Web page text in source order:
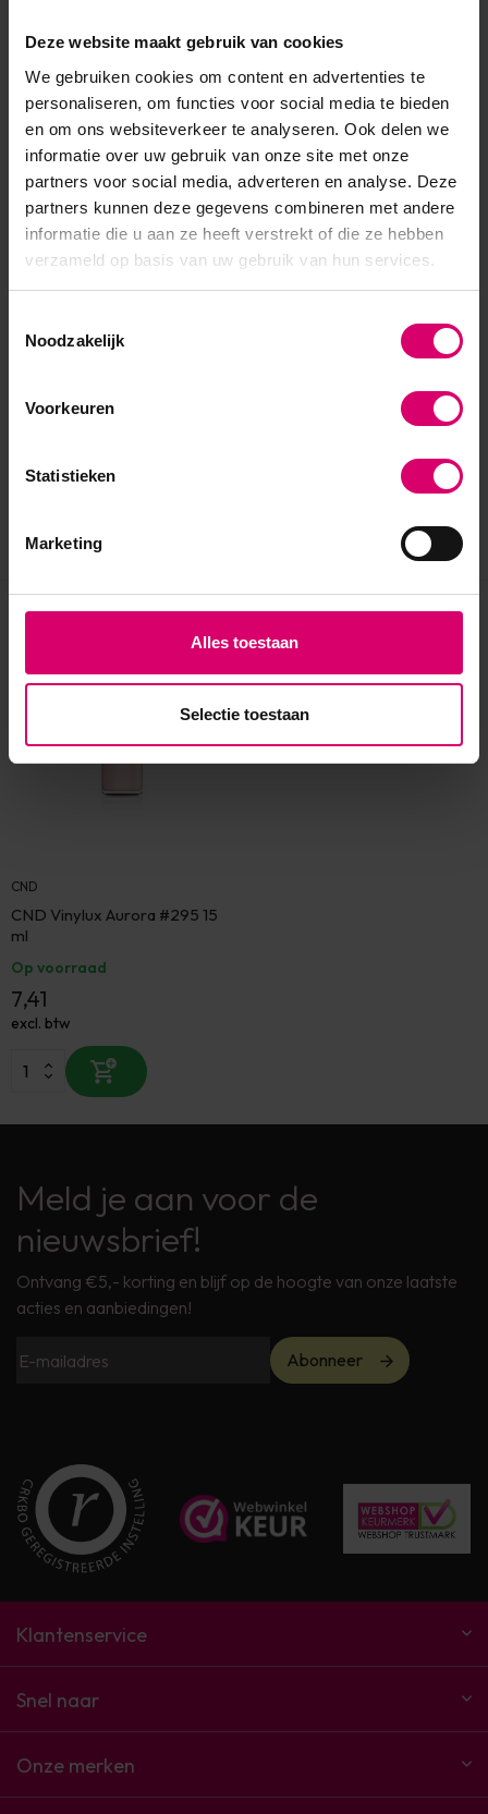
Deze website maakt gebruik van cookies
We gebruiken cookies om content en advertenties te
personaliseren, om functies voor social media te bieden
en om ons websiteverkeer te analyseren. Ook delen we
informatie over uw gebruik van onze site met onze
partners voor social media, adverteren en analyse. Deze
partners kunnen deze gegevens combineren met andere
informatie die u aan ze heeft verstrekt of die ze hebben
verzameld op basis van uw gebruik van hun services.
Noodzakelijk
Voorkeuren
Statistieken
Marketing
Alles toestaan
Selectie toestaan
Product specificaties
EAN 639370925240
CND
CND Vinylux Aurora #295 15
ml
Op voorraad
7,41
excl. btw
Meld je aan voor de
nieuwsbrief!
Ontvang €5,- korting en blijf op de hoogte van onze laatste
acties en aanbiedingen!
Abonneer
Klantenservice
Snel naar
Onze merken